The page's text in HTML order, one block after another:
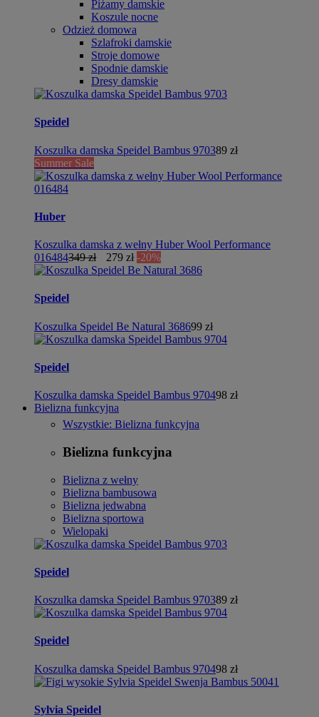
Piżamy damskie
Koszule nocne
Odzież domowa
Szlafroki damskie
Stroje domowe
Spodnie damskie
Dresy damskie
Speidel
Koszulka damska Speidel Bambus 970389 zł
Summer Sale
Huber
Koszulka damska z wełny Huber Wool Performance
016484349 zł 279 zł -20%
Speidel
Koszulka Speidel Be Natural 368699 zł
Speidel
Koszulka damska Speidel Bambus 970498 zł
Bielizna funkcyjna
Wszystkie: Bielizna funkcyjna
Bielizna funkcyjna
Bielizna z wełny
Bielizna bambusowa
Bielizna jedwabna
Bielizna sportowa
Wielopaki
Speidel
Koszulka damska Speidel Bambus 970389 zł
Speidel
Koszulka damska Speidel Bambus 970498 zł
Sylvia Speidel